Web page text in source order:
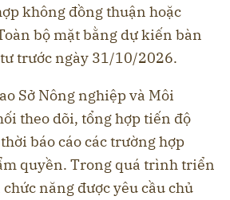
không đồng thuận hoặc
bộ mặt bằng dự kiến bàn
trước ngày 31/10/2026.
Sở Nông nghiệp và Môi
theo dõi, tổng hợp tiến độ
báo cáo các trường hợp
quyền. Trong quá trình triển
năng được yêu cầu chủ